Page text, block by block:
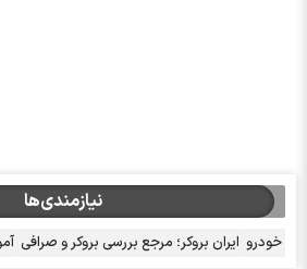
نیازمندی‌ها
خودرو ایران بروکر؛ مرجع بررسی بروکر و صرافی